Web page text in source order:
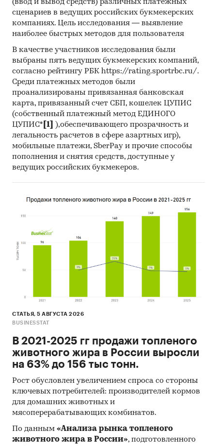
положительное и составляло 2,3 тыс.т.
- Лидером по импортным поставкам в 2022 г.
является Китай (более 99%), ведущий
поставщик циклогексана - HENAN GP
CHEMICALS CO., LTD (99,4%).
- В импорте наибольшую долю занимает
сегмент low-priced с долей 44,5%, основные
поставки сегмента из стран: Китай, Германия,
Испания. Сегмент high-priced представлен
долей в 24,8% преимущественно из стран:
Германия, США, Франция.
- Большую часть продукции российских
экспортеров покупает Узбекистан (более 63%),
крупнейший покупатель - ООО `ШГХК` (63,3%).
Данные игроков ВЭД:
информация об участниках ВЭД с объемами
- Рейтинг крупнейших российских импортеров
и зарубежных поставщиков
- Рейтинг ведущих российских экспортеров и
зарубежных покупателей
Единицы измерения:
рассчитаны в тоннах, стоимостные - в
География исследования:
РФ, федеральные округа и регионы РФ, страны
мира
Категории:
Россия
Циклогексан
(ввод и вывод средств) различных платежных
сценариев в ведущих российских букмекерских
компаниях. Цель исследования — выявление
наиболее быстрых методов для пользователя
В качестве участников исследования были
выбраны пять ведущих букмекерских компаний,
согласно рейтингу РБК https://rating.sportrbc.ru/.
Среди платежных методов были
проанализированы привязанная банковская
карта, привязанный счет СБП, кошелек ЦУПИС
(собственный платежный метод ЕДИНОГО
ЦУПИС* [1]
),обеспечивающего прозрачность и
легальность расчетов в сфере азартных игр),
мобильные платежи, SberPay и прочие способы
пополнения и снятия средств, доступные у
ведущих российских букмекеров.
СТАТЬЯ, 5 АВГУСТА 2026
BUSINESSTAT
В 2021-2025 гг продажи топленого
животного жира в России выросли
на 63% до 156 тыс тонн.
Рост обусловлен увеличением спроса со стороны
ключевых потребителей: производителей кормов
для домашних животных и
мясоперерабатывающих комбинатов.
По данным «Анализа рынка топленого
животного жира в России», подготовленного